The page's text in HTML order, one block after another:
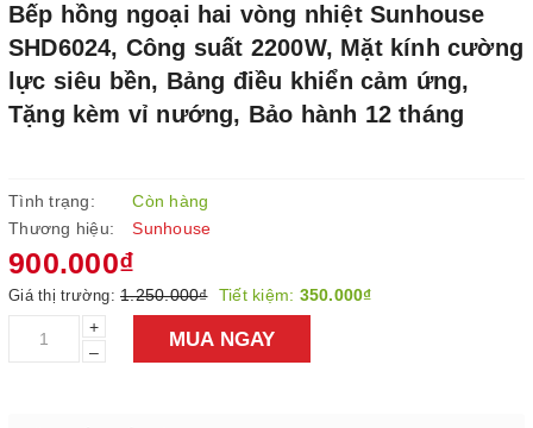
Bếp hồng ngoại hai vòng nhiệt Sunhouse
SHD6024, Công suất 2200W, Mặt kính cường
lực siêu bền, Bảng điều khiển cảm ứng,
Tặng kèm vỉ nướng, Bảo hành 12 tháng
Tình trạng:
Còn hàng
Thương hiệu:
Sunhouse
900.000₫
Giá thị trường: 1.250.000₫ Tiết kiệm: 350.000₫
+
–
MUA NGAY